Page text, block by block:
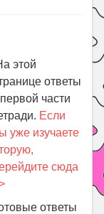
этой
ответы
части
Если
уже изучаете
сюда
ответы